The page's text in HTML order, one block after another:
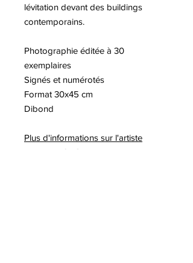
lévitation devant des buildings
contemporains.
Photographie éditée à 30
exemplaires
Signés et numérotés
Format 30x45 cm
Dibond
Plus d'informations sur l'artiste
Mathieu FORGET